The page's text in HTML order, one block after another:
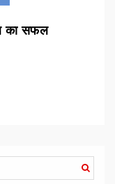
का सफल